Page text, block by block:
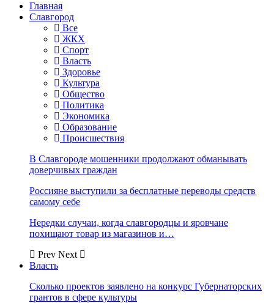
Главная
Славгород
Все
ЖКХ
Спорт
Власть
Здоровье
Культура
Общество
Политика
Экономика
Образование
Происшествия
В Славгороде мошенники продолжают обманывать
доверчивых граждан
Россияне выступили за бесплатные переводы средств
самому себе
Нередки случаи, когда славгородцы и яровчане
похищают товар из магазинов и…
Prev Next
Власть
Сколько проектов заявлено на конкурс Губернаторских
грантов в сфере культуры